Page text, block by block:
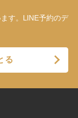
す。LINE予約のデ
る